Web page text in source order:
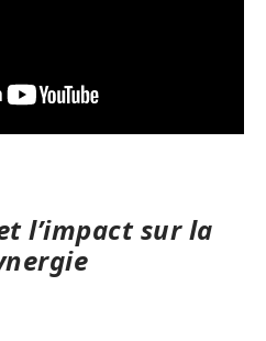
l’impact sur la